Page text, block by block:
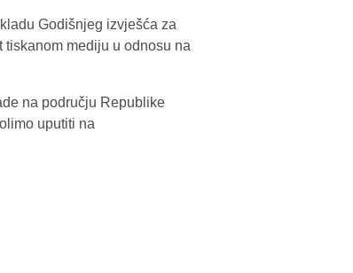
Godišnjeg izvješća za
mediju u odnosu na
na području Republike
uputiti na